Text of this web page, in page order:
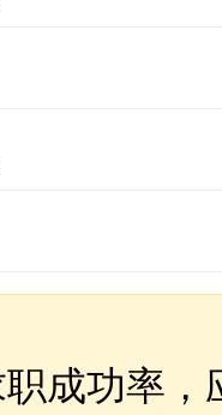
成功率，